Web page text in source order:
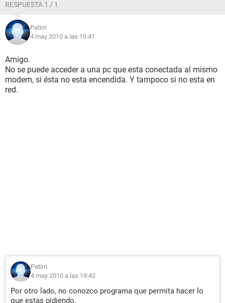
RESPUESTA 1 / 1
Patirri
4 may 2010 a las 19:41
Amigo.
No se puede acceder a una pc que esta conectada al mismo
modem, si ésta no esta encendida. Y tampoco si no esta en
red.
Patirri
4 may 2010 a las 19:42
Por otro lado, no conozco programa que permita hacer lo
que estas pidiendo.